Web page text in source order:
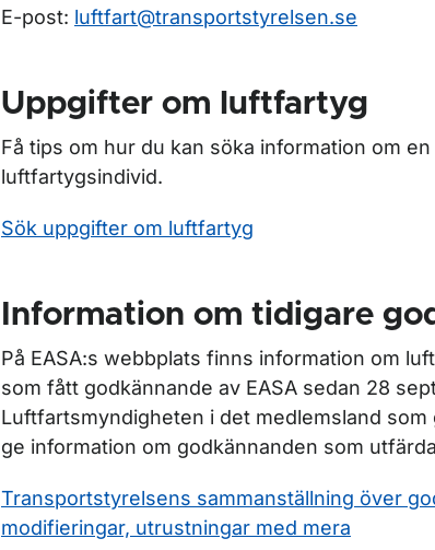
E-post: luftfart@transportstyrelsen.se
Uppgifter om luftfartyg
Få tips om hur du kan söka information om
luftfartygsindivid.
Sök uppgifter om luftfartyg
Information om tidigare
På EASA:s webbplats finns information om
som fått godkännande av EASA sedan 28
Luftfartsmyndigheten i det medlemsland som
ge information om godkännanden som
Transportstyrelsens sammanställning över
modifieringar, utrustningar med mera